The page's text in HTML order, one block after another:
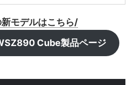
モデルはこちら/
Cube製品ページ